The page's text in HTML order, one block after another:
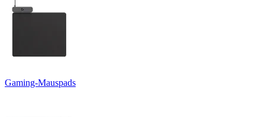
Gaming-Mauspads